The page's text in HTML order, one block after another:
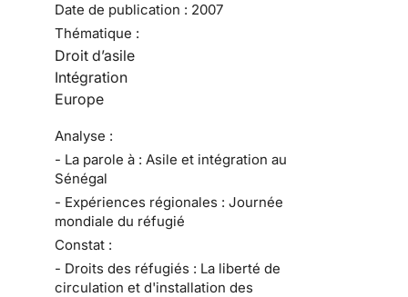
Date de publication : 2007
Thématique :
Droit d’asile
Intégration
Europe
Analyse :
- La parole à : Asile et intégration au
Sénégal
- Expériences régionales : Journée
mondiale du réfugié
Constat :
- Droits des réfugiés : La liberté de
circulation et d'installation des